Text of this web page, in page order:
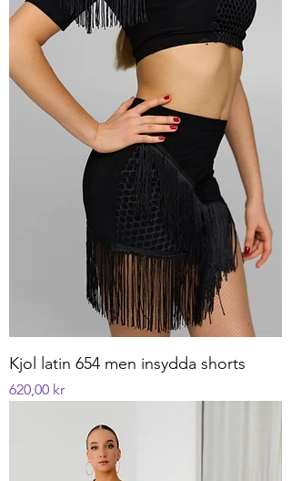
Kjol latin 654 men insydda shorts
Pris
620,00 kr